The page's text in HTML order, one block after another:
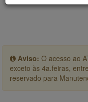
Aviso: O acesso ao
exceto às 4a.feiras,
reservado para